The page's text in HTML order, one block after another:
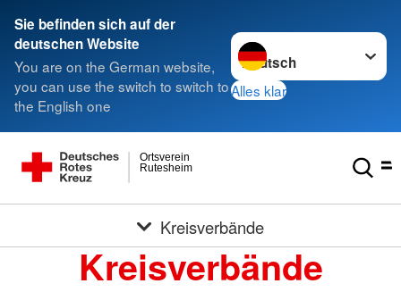
Sie befinden sich auf der
deutschen Website
You are on the German website,
you can use the switch to switch to
the English one
Sprache wechseln zu
Alles klar
Rutesheim
Ortsverein
Kreisverbände
Kreisverbände